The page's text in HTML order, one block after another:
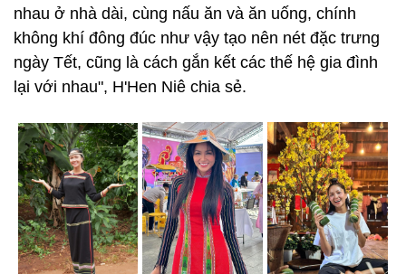
nhau ở nhà dài, cùng nấu ăn và ăn uống, chính
không khí đông đúc như vậy tạo nên nét đặc trưng
ngày Tết, cũng là cách gắn kết các thế hệ gia đình
lại với nhau", H'Hen Niê chia sẻ.